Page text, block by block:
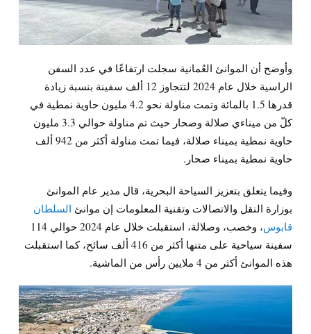
وأوضح أن الموانئ العُمانية سجلت ارتفاعًا في عدد السفن
الراسية خلال عام 2024 لتتجاوز 12 ألف سفينة بنسبة زيادة
قدرها 1.5 بالمائة وتمت مناولة نحو 4.2 مليون حاوية نمطية في
كلّ من ميناءي صلالة وصحار حيث تم مناولة حوالي 3.3 مليون
حاوية نمطية بميناء صلالة، فيما تمت مناولة أكثر من 942 ألف
حاوية نمطية بميناء صحار.
وفيما يتعلق بتعزيز السياحة البحرية، قال مدير عام الموانئ
بوزارة النقل والاتصالات وتقنية المعلومات إن موانئ السلطان
قابوس
، وخصب، وصلالة، استقبلت خلال عام 2024 حوالي 114
سفينة سياحية على متنها أكثر من 416 ألف سائح، كما استقبلت
هذه الموانئ أكثر من 4 ملايين رأس من الماشية.